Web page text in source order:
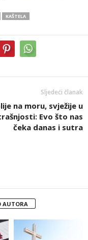
KAŠTELA
Sljedeći članak
na moru, svježije u
Evo što nas
čeka danas i sutra
AUTORA